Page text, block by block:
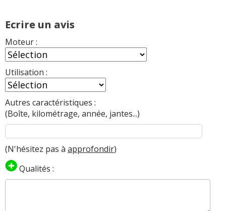
Tous les autres
Ecrire un avis
Moteur :
Utilisation :
Autres caractéristiques :
(Boîte, kilométrage, année, jantes...)
(N'hésitez pas à approfondir)
Qualités :